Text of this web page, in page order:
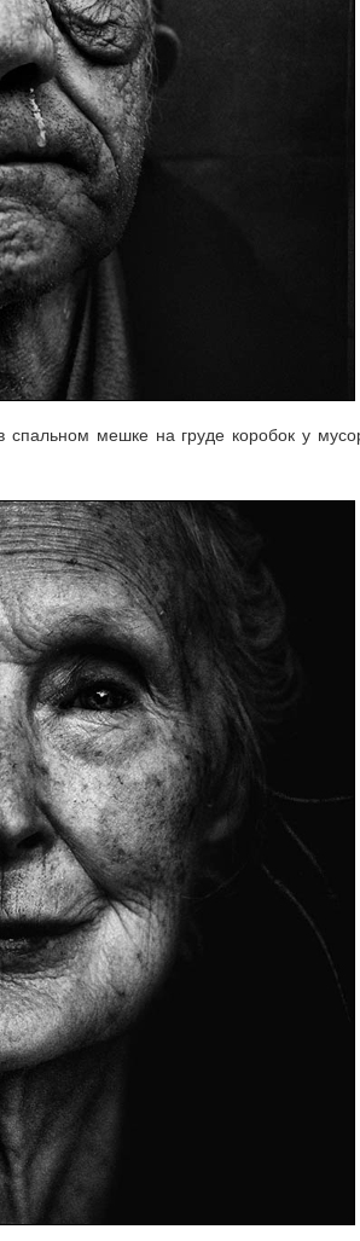
мешке на груде коробок у